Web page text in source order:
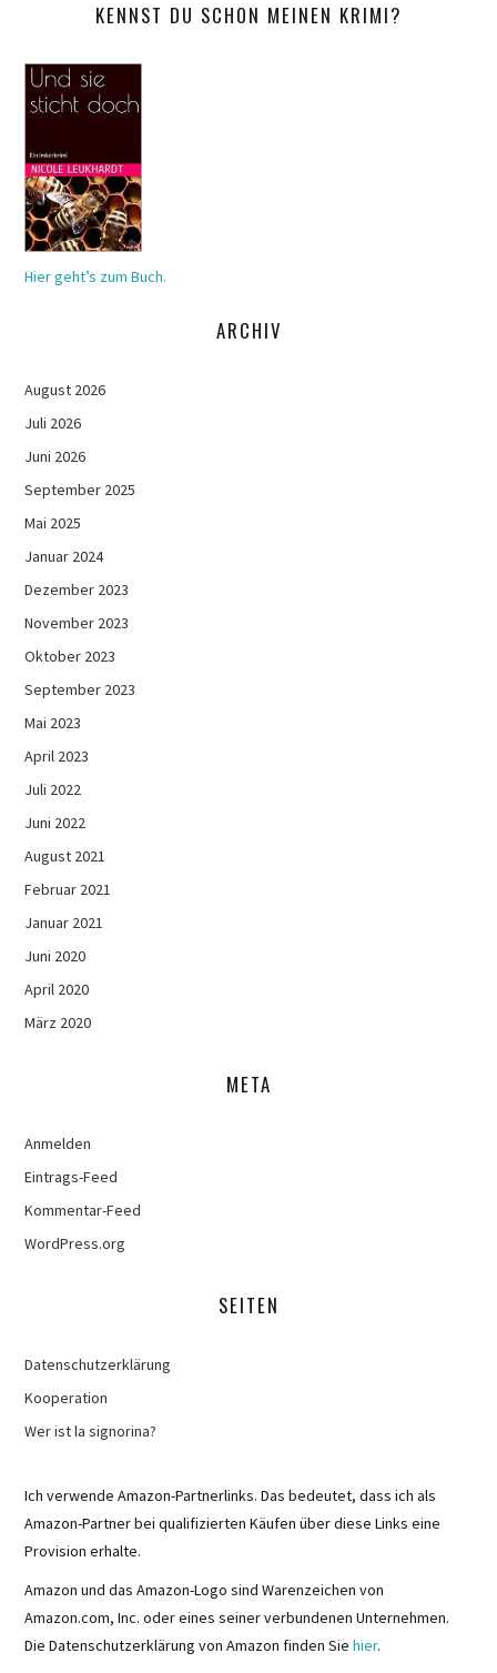
KENNST DU SCHON MEINEN KRIMI?
Hier geht’s zum Buch.
ARCHIV
August 2026
Juli 2026
Juni 2026
September 2025
Mai 2025
Januar 2024
Dezember 2023
November 2023
Oktober 2023
September 2023
Mai 2023
April 2023
Juli 2022
Juni 2022
August 2021
Februar 2021
Januar 2021
Juni 2020
April 2020
März 2020
META
Anmelden
Eintrags-Feed
Kommentar-Feed
WordPress.org
SEITEN
Datenschutzerklärung
Kooperation
Wer ist la signorina?
Ich verwende Amazon-Partnerlinks. Das bedeutet, dass ich als
Amazon-Partner bei qualifizierten Käufen über diese Links eine
Provision erhalte.
Amazon und das Amazon-Logo sind Warenzeichen von
Amazon.com, Inc. oder eines seiner verbundenen Unternehmen.
Die Datenschutzerklärung von Amazon finden Siehier.